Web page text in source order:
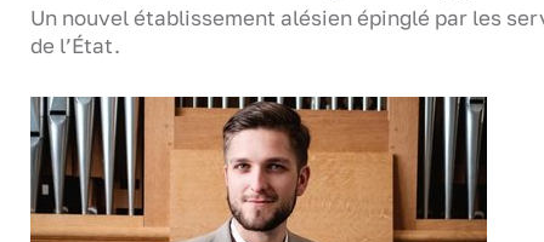
Un nouvel établissement alésien épinglé par les
de l’État.